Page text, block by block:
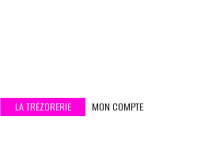
LA TRÉZORERIE MON COMPTE